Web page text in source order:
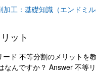
加工：基礎知識（エンドミル
ット
ド 不等分割のメリットを
なんですか？ Answer 不等